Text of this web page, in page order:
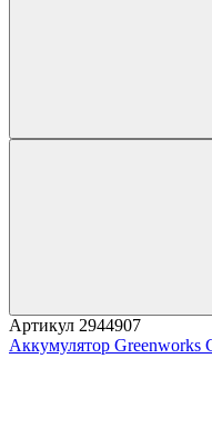
Артикул 2944907
Аккумулятор Greenworks